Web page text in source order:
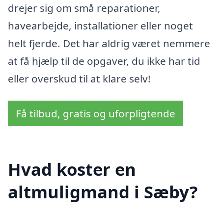
drejer sig om små reparationer,
havearbejde, installationer eller noget
helt fjerde. Det har aldrig været nemmere
at få hjælp til de opgaver, du ikke har tid
eller overskud til at klare selv!
Få tilbud, gratis og uforpligtende
Hvad koster en
altmuligmand i Sæby?